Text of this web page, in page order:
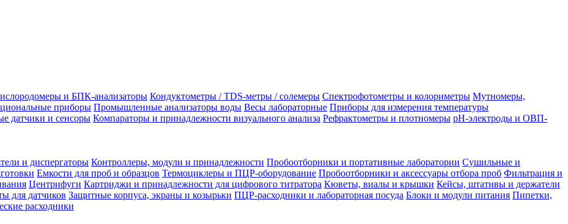
и БПК-анализаторы Кондуктометры / TDS-метры / солемеры Спектрофотометры и колориметры Мутномеры,
приборы Промышленные анализаторы воды Весы лабораторные Приборы для измерения температуры
датчики и сенсоры Компараторы и принадлежности визуального анализа Рефрактометры и плотномеры pH-электроды и ОВП-
и диспергаторы Контроллеры, модули и принадлежности Пробоотборники и портативные лаборатории Сушильные и
Емкости для проб и образцов Термоциклеры и ПЦР-оборудование Пробоотборники и аксессуары отбора проб Фильтрация и
Центрифуги Картриджи и принадлежности для цифрового титратора Кюветы, виалы и крышки Кейсы, штативы и держатели
для датчиков Защитные корпуса, экраны и козырьки ПЦР-расходники и лабораторная посуда Блоки и модули питания Пипетки,
расходники